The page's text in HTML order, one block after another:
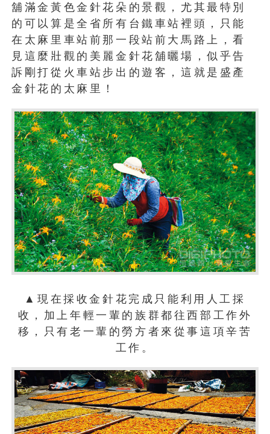
舖滿金黃色金針花朵的景觀，尤其最特別
的可以算是全省所有台鐵車站裡頭，只能
在太麻里車站前那一段站前大馬路上，看
見這麼壯觀的美麗金針花舖曬場，似乎告
訴剛打從火車站步出的遊客，這就是盛產
金針花的太麻里！
▲現在採收金針花完成只能利用人工採
收，加上年輕一輩的族群都往西部工作外
移，只有老一輩的勞方者來從事這項辛苦
工作。